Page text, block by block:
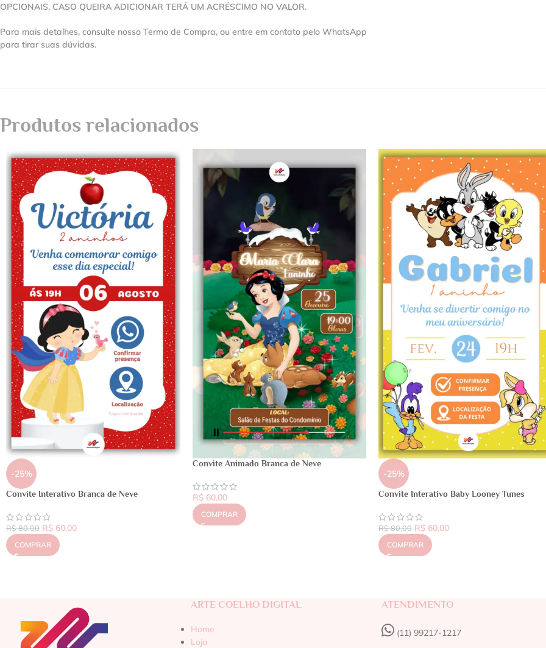
OPCIONAIS, CASO QUEIRA ADICIONAR TERÁ UM ACRÉSCIMO NO VALOR.
Para mais detalhes, consulte nosso Termo de Compra, ou entre em contato pelo WhatsApp
para tirar suas dúvidas.
Produtos relacionados
-25%
Convite Interativo Branca de Neve
R$80,00 R$ 60,00
COMPRAR
Convite Animado Branca de Neve
R$60,00
COMPRAR
-25%
Convite Interativo Baby Looney Tunes
R$80,00 R$ 60,00
COMPRAR
ARTE COELHO DIGITAL
Home
Loja
ATENDIMENTO
(11) 99217-1217‬